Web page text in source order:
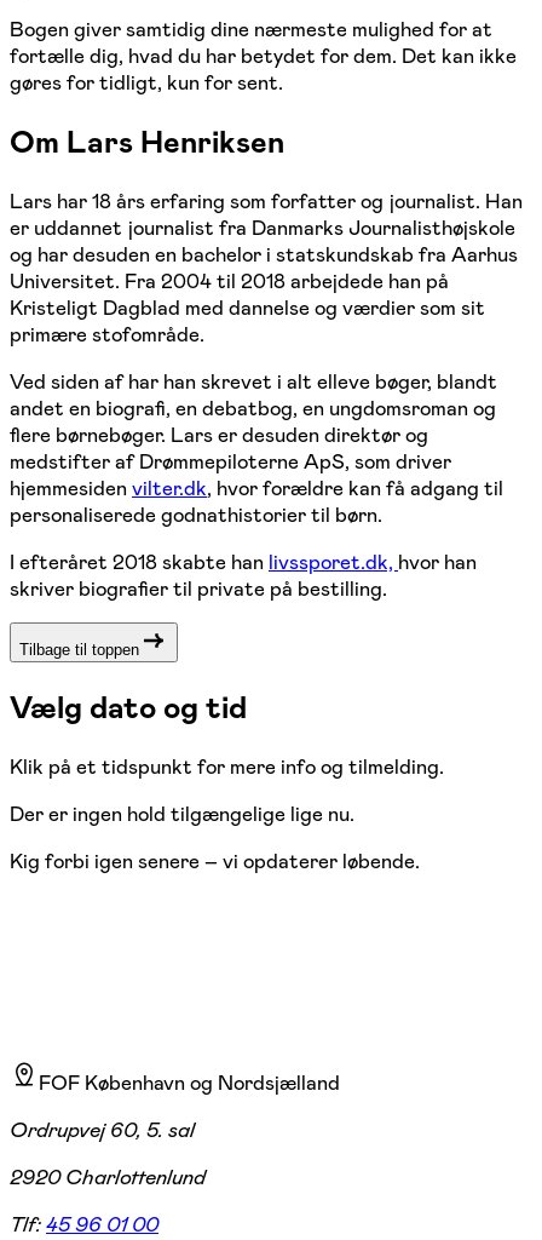
Bogen giver samtidig dine nærmeste mulighed for at
fortælle dig, hvad du har betydet for dem. Det kan ikke
gøres for tidligt, kun for sent.
Om Lars Henriksen
Lars har 18 års erfaring som forfatter og journalist. Han
er uddannet journalist fra Danmarks Journalisthøjskole
og har desuden en bachelor i statskundskab fra Aarhus
Universitet. Fra 2004 til 2018 arbejdede han på
Kristeligt Dagblad med dannelse og værdier som sit
primære stofområde.
Ved siden af har han skrevet i alt elleve bøger, blandt
andet en biografi, en debatbog, en ungdomsroman og
flere børnebøger. Lars er desuden direktør og
medstifter af Drømmepiloterne ApS, som driver
hjemmesiden vilter.dk, hvor forældre kan få adgang til
personaliserede godnathistorier til børn.
I efteråret 2018 skabte han livssporet.dk, hvor han
skriver biografier til private på bestilling.
Tilbage til toppen
Vælg dato og tid
Klik på et tidspunkt for mere info og tilmelding.
Der er ingen hold tilgængelige lige nu.
Kig forbi igen senere – vi opdaterer løbende.
FOF København og Nordsjælland
Ordrupvej 60, 5. sal
2920 Charlottenlund
Tlf:45 96 01 00